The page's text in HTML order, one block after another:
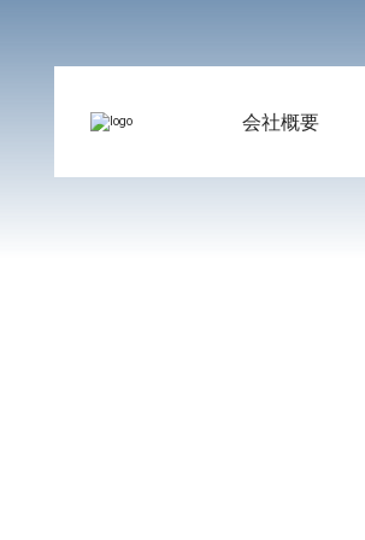
会社概要